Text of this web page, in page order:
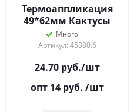
Термоаппликация
49*62мм Кактусы
Зеленый/желтый/
коричневый/белый
Много
Артикул: 45380.6
24.70руб./шт
опт 14 руб. /шт